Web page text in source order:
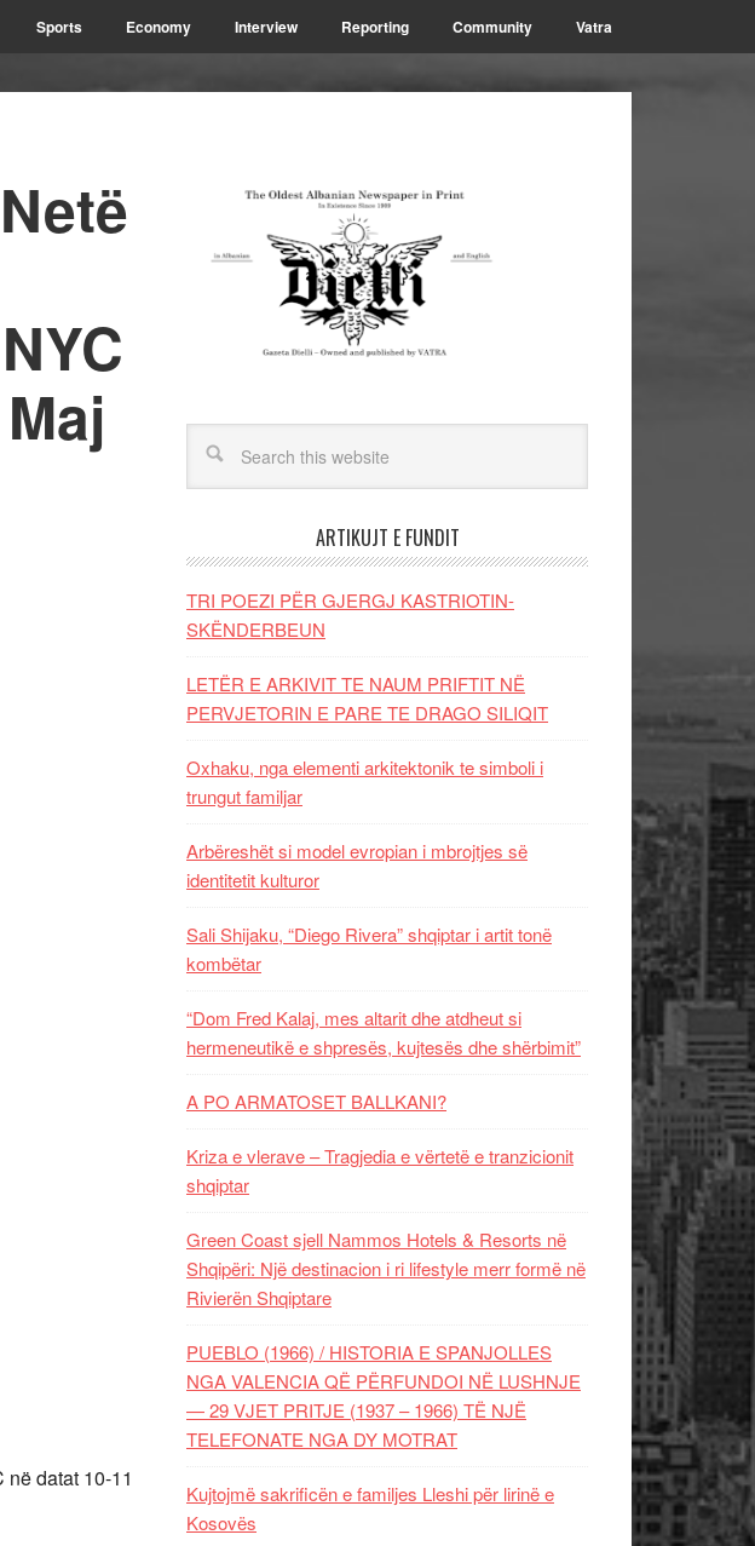
Sports Economy Interview Reporting Community Vatra
në datat 10-11
ARTIKUJT E FUNDIT
TRI POEZI PËR GJERGJ KASTRIOTIN-
SKËNDERBEUN
LETËR E ARKIVIT TE NAUM PRIFTIT NË
PERVJETORIN E PARE TE DRAGO SILIQIT
Oxhaku, nga elementi arkitektonik te simboli i
trungut familjar
Arbëreshët si model evropian i mbrojtjes së
identitetit kulturor
Sali Shijaku, “Diego Rivera” shqiptar i artit tonë
kombëtar
“Dom Fred Kalaj, mes altarit dhe atdheut si
hermeneutikë e shpresës, kujtesës dhe shërbimit”
A PO ARMATOSET BALLKANI?
Kriza e vlerave – Tragjedia e vërtetë e tranzicionit
shqiptar
Green Coast sjell Nammos Hotels & Resorts në
Shqipëri: Një destinacion i ri lifestyle merr formë në
Rivierën Shqiptare
PUEBLO (1966) / HISTORIA E SPANJOLLES
NGA VALENCIA QË PËRFUNDOI NË LUSHNJE
— 29 VJET PRITJE (1937 – 1966) TË NJË
TELEFONATE NGA DY MOTRAT
Kujtojmë sakrificën e familjes Lleshi për lirinë e
Kosovës